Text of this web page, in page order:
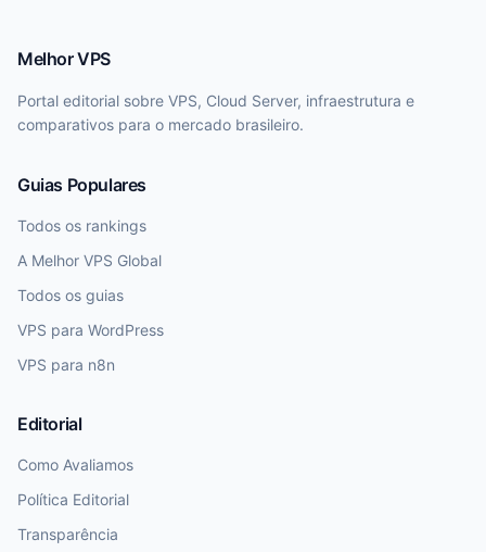
Melhor VPS
Portal editorial sobre VPS, Cloud Server, infraestrutura e
comparativos para o mercado brasileiro.
Guias Populares
Todos os rankings
A Melhor VPS Global
Todos os guias
VPS para WordPress
VPS para n8n
Editorial
Como Avaliamos
Política Editorial
Transparência